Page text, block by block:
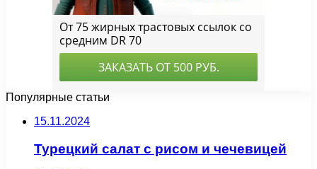
Популярные статьи
15.11.2024
Турецкий салат с рисом и чечевицей